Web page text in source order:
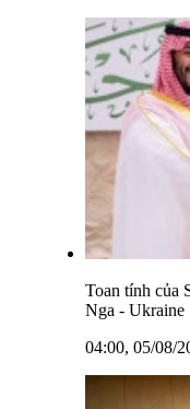
Toan tính của
Nga - Ukraine
04:00, 05/08/